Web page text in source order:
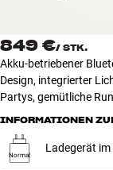
Bauen mit Klang
849 €/ STK.
Akku-betriebener
Design, integrierter
Partys, gemütliche
INFORMATIONEN
Normal
Ladegerät